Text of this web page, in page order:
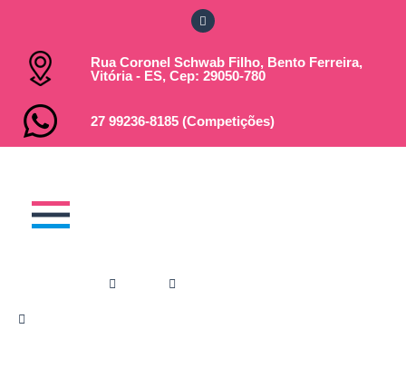
Rua Coronel Schwab Filho, Bento Ferreira,
Vitória - ES, Cep: 29050-780
27 99236-8185 (Competições)